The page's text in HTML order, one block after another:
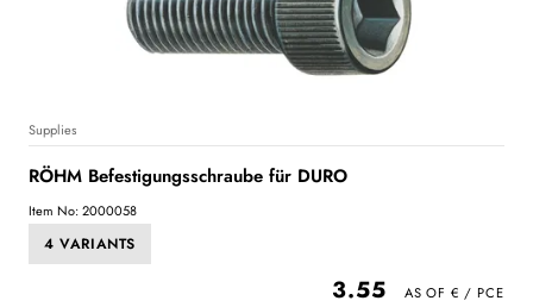
Supplies
RÖHM Befestigungsschraube für DURO
Item No: 2000058
4 VARIANTS
3.55